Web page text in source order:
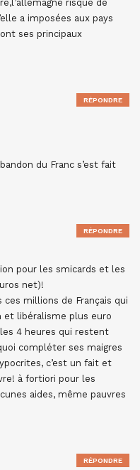
risque de
a imposées aux pays
ses principaux
du Franc s’est fait
RÉPONDRE
pour les smicards et les
net)!
ces millions de Français qui
et libéralisme plus euro
4 heures qui restent
compléter ses maigres
c’est un fait et
à fortiori pour les
aides, même pauvres
RÉPONDRE
RÉPONDRE